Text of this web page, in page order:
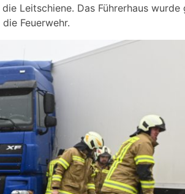
Leitschiene. Das Führerhaus
Feuerwehr.